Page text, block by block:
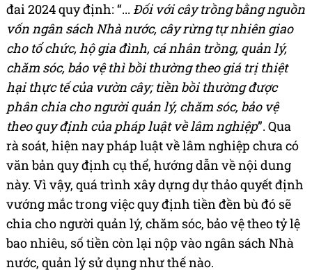
đai 2024 quy định: “... Đối với cây trồng bằng nguồn
vốn ngân sách Nhà nước, cây rừng tự nhiên giao
cho tổ chức, hộ gia đình, cá nhân trồng, quản lý,
chăm sóc, bảo vệ thì bồi thường theo giá trị thiệt
hại thực tế của vườn cây; tiền bồi thường được
phân chia cho người quản lý, chăm sóc, bảo vệ
theo quy định của pháp luật về lâm nghiệp”. Qua
rà soát, hiện nay pháp luật về lâm nghiệp chưa có
văn bản quy định cụ thể, hướng dẫn về nội dung
này. Vì vậy, quá trình xây dựng dự thảo quyết định
vướng mắc trong việc quy định tiền đền bù đó sẽ
chia cho người quản lý, chăm sóc, bảo vệ theo tỷ lệ
bao nhiêu, số tiền còn lại nộp vào ngân sách Nhà
nước, quản lý sử dụng như thế nào.